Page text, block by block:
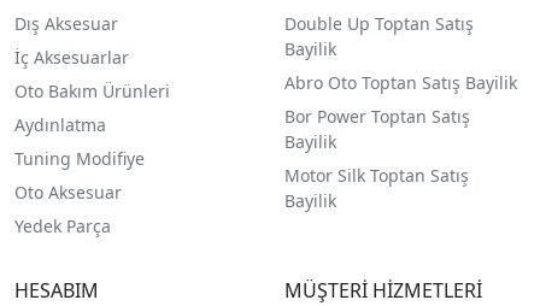
Dış Aksesuar
İç Aksesuarlar
Oto Bakım Ürünleri
Aydınlatma
Tuning Modifiye
Oto Aksesuar
Yedek Parça
Double Up Toptan Satış
Bayilik
Abro Oto Toptan Satış Bayilik
Bor Power Toptan Satış
Bayilik
Motor Silk Toptan Satış
Bayilik
HESABIM MÜŞTERİ HİZMETLERİ